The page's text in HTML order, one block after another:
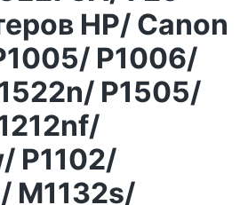
HP/ Canon
P1006/
P1505/
P1102/
M1132s/